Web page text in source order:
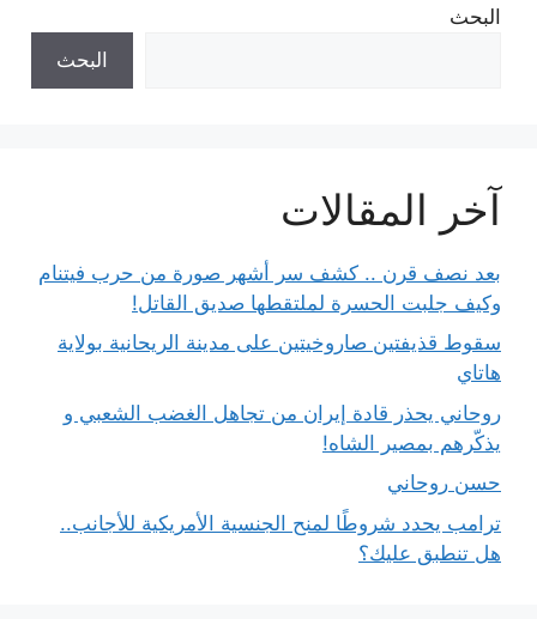
البحث
البحث
آخر المقالات
بعد نصف قرن .. كشف سر أشهر صورة من حرب فيتنام
وكيف جلبت الحسرة لملتقطها صديق القاتل!
سقوط قذيفتين صاروخيتين على مدينة الريحانية بولاية
هاتاي
روحاني يحذر قادة إيران من تجاهل الغضب الشعبي و
يذكّرهم بمصير الشاه!
حسن روحاني
ترامب يحدد شروطًا لمنح الجنسية الأمريكية للأجانب..
هل تنطبق عليك؟